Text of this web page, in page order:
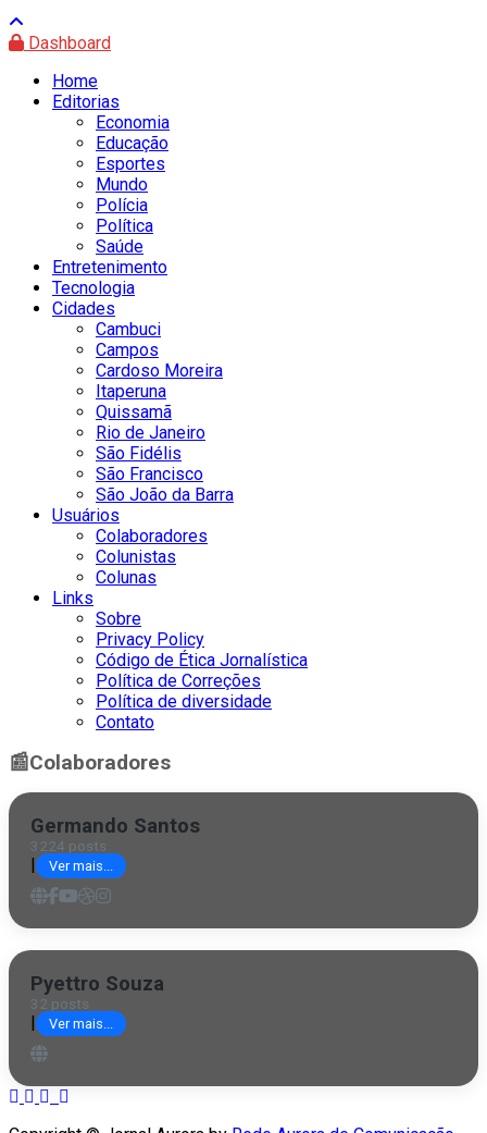
Dashboard
Home
Editorias
Economia
Educação
Esportes
Mundo
Polícia
Política
Saúde
Entretenimento
Tecnologia
Cidades
Cambuci
Campos
Cardoso Moreira
Itaperuna
Quissamã
Rio de Janeiro
São Fidélis
São Francisco
São João da Barra
Usuários
Colaboradores
Colunistas
Colunas
Links
Sobre
Privacy Policy
Código de Ética Jornalística
Política de Correções
Política de diversidade
Contato
📰Colaboradores
Germando Santos
3224 posts
| Ver mais...
Pyettro Souza
32 posts
| Ver mais...